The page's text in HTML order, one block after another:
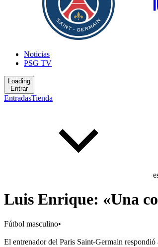
Noticias
PSG TV
Loading
Entrar
EntradasTienda
Luis Enrique: «Una
Fútbol masculino•
El entrenador del Paris Saint-Germain